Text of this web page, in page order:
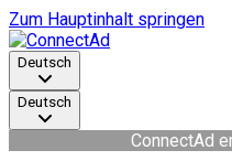
Zum Hauptinhalt springen
Deutsch
Deutsch
ConnectAd